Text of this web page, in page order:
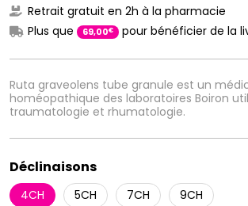
Ruta graveolens tube granule est un
homéopathique des laboratoires Boiron
traumatologie et rhumatologie.
Déclinaisons
4CH 5CH 7CH 9CH
Retrait gratuit en 2h à la pharmacie
Plus que
69,00€ pour bénéficier de la